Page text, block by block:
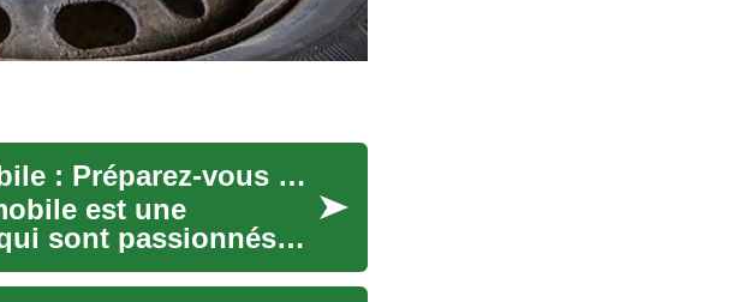
Formation de Mécanicien Automobile : Préparez-vous à une Carrière Passionnante
est une
sont passionnés